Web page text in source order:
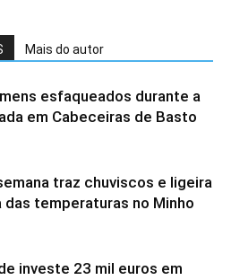
Mais do autor
esfaqueados durante a
em Cabeceiras de Basto
traz chuviscos e ligeira
das temperaturas no Minho
investe 23 mil euros em